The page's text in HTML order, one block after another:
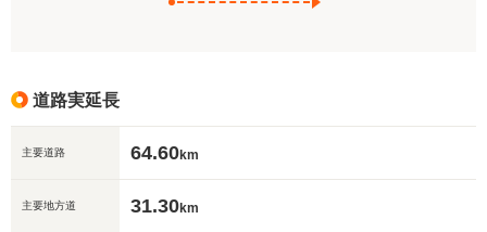
道路実延長
主要道路 64.60km
主要地方道 31.30km